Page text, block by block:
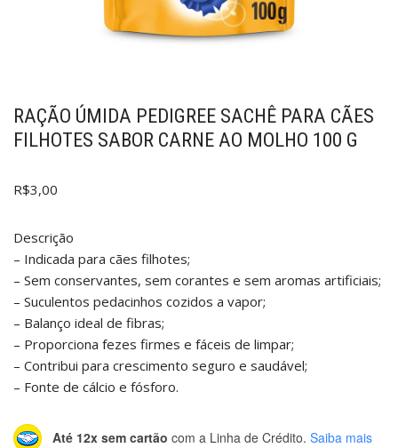
RAÇÃO ÚMIDA PEDIGREE SACHÊ PARA CÃES
FILHOTES SABOR CARNE AO MOLHO 100 G
R$3,00
Descrição
– Indicada para cães filhotes;
– Sem conservantes, sem corantes e sem aromas artificiais;
– Suculentos pedacinhos cozidos a vapor;
– Balanço ideal de fibras;
– Proporciona fezes firmes e fáceis de limpar;
– Contribui para crescimento seguro e saudável;
– Fonte de cálcio e fósforo.
Até 12x sem cartão com a Linha de Crédito. Saiba mais